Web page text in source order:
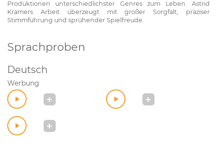
Produktionen unterschiedlichster Genres zum Leben. Astrid
Kramers Arbeit überzeugt mit großer Sorgfalt, präziser
Stimmführung und sprühender Spielfreude.
Sprachproben
Deutsch
Werbung